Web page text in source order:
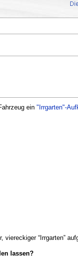
ein "Irrgarten"-
“Irrgarten”
lassen?